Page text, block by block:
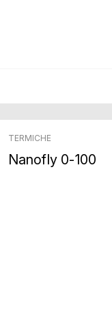
TERMICHE
Nanofly 0-100